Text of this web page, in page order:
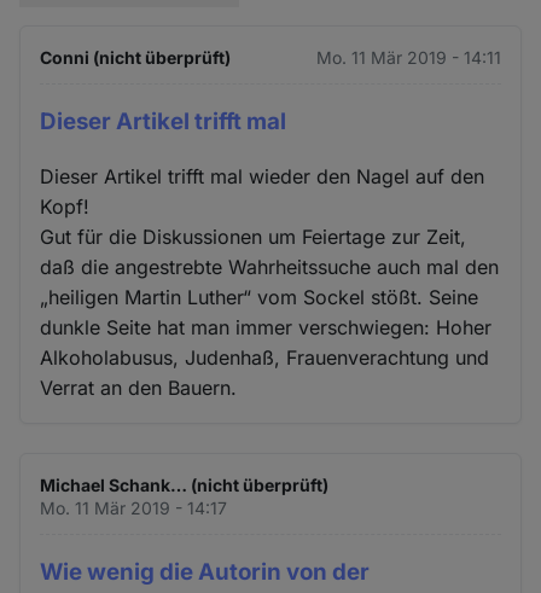
Conni (nicht überprüft) Mo. 11 Mär 2019 - 14:11
Dieser Artikel trifft mal
Dieser Artikel trifft mal wieder den Nagel auf den
Kopf!
Gut für die Diskussionen um Feiertage zur Zeit,
daß die angestrebte Wahrheitssuche auch mal den
„heiligen Martin Luther“ vom Sockel stößt. Seine
dunkle Seite hat man immer verschwiegen: Hoher
Alkoholabusus, Judenhaß, Frauenverachtung und
Verrat an den Bauern.
Michael Schank… (nicht überprüft)
Mo. 11 Mär 2019 - 14:17
Wie wenig die Autorin von der